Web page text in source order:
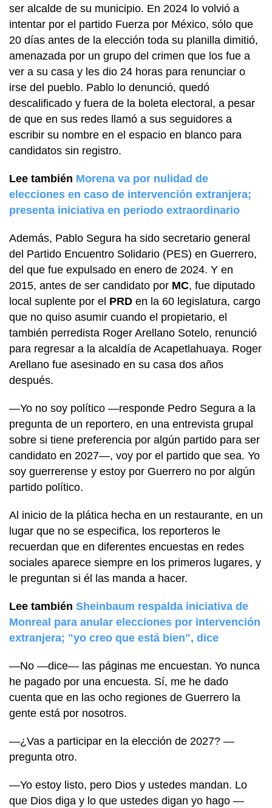
ser alcalde de su municipio. En 2024 lo volvió a
intentar por el partido Fuerza por México, sólo que
20 días antes de la elección toda su planilla dimitió,
amenazada por un grupo del crimen que los fue a
ver a su casa y les dio 24 horas para renunciar o
irse del pueblo. Pablo lo denunció, quedó
descalificado y fuera de la boleta electoral, a pesar
de que en sus redes llamó a sus seguidores a
escribir su nombre en el espacio en blanco para
candidatos sin registro.
Lee también Morena va por nulidad de
elecciones en caso de intervención extranjera;
presenta iniciativa en periodo extraordinario
Además, Pablo Segura ha sido secretario general
del Partido Encuentro Solidario (PES) en Guerrero,
del que fue expulsado en enero de 2024. Y en
2015, antes de ser candidato por MC, fue diputado
local suplente por el PRD en la 60 legislatura, cargo
que no quiso asumir cuando el propietario, el
también perredista Roger Arellano Sotelo, renunció
para regresar a la alcaldía de Acapetlahuaya. Roger
Arellano fue asesinado en su casa dos años
después.
—Yo no soy político —responde Pedro Segura a la
pregunta de un reportero, en una entrevista grupal
sobre si tiene preferencia por algún partido para ser
candidato en 2027—, voy por el partido que sea. Yo
soy guerrerense y estoy por Guerrero no por algún
partido político.
Al inicio de la plática hecha en un restaurante, en un
lugar que no se especifica, los reporteros le
recuerdan que en diferentes encuestas en redes
sociales aparece siempre en los primeros lugares, y
le preguntan si él las manda a hacer.
Lee también Sheinbaum respalda iniciativa de
Monreal para anular elecciones por intervención
extranjera; "yo creo que está bien", dice
—No —dice— las páginas me encuestan. Yo nunca
he pagado por una encuesta. Sí, me he dado
cuenta que en las ocho regiones de Guerrero la
gente está por nosotros.
—¿Vas a participar en la elección de 2027? —
pregunta otro.
—Yo estoy listo, pero Dios y ustedes mandan. Lo
que Dios diga y lo que ustedes digan yo hago —